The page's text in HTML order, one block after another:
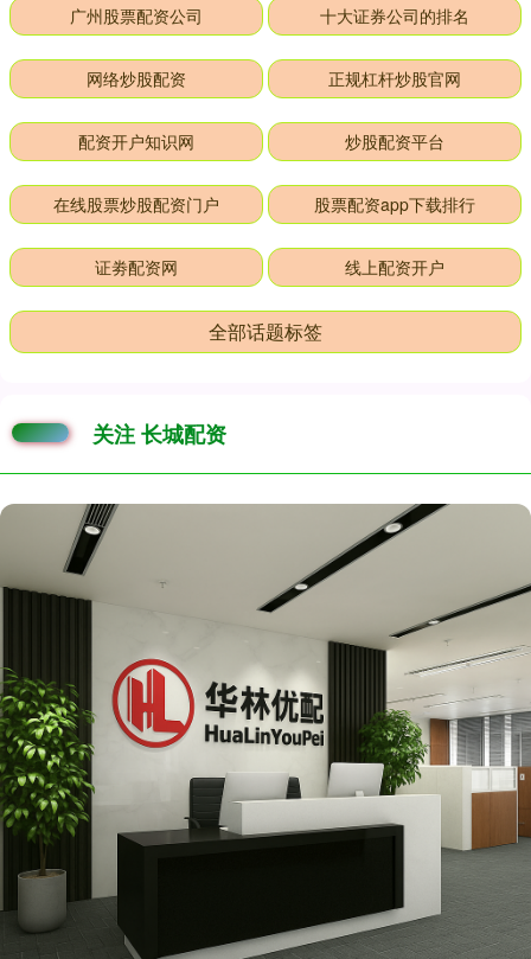
广州股票配资公司 十大证券公司的排名
网络炒股配资 正规杠杆炒股官网
配资开户知识网 炒股配资平台
在线股票炒股配资门户 股票配资app下载排行
证劵配资网 线上配资开户
全部话题标签
关注 长城配资